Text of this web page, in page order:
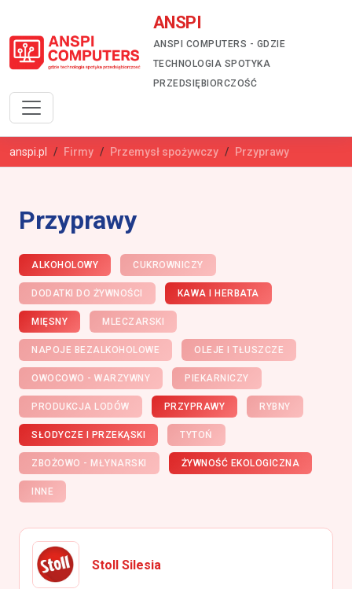
ANSPI
ANSPI COMPUTERS - GDZIE
TECHNOLOGIA SPOTYKA
PRZEDSIĘBIORCZOŚĆ
anspi.pl Firmy Przemysł spożywczy Przyprawy
Przyprawy
ALKOHOLOWY CUKROWNICZY
DODATKI DO ŻYWNOŚCI KAWA I HERBATA
MIĘSNY MLECZARSKI
NAPOJE BEZALKOHOLOWE OLEJE I TŁUSZCZE
OWOCOWO - WARZYWNY PIEKARNICZY
PRODUKCJA LODÓW PRZYPRAWY RYBNY
SŁODYCZE I PRZEKĄSKI TYTOŃ
ZBOŻOWO - MŁYNARSKI ŻYWNOŚĆ EKOLOGICZNA
INNE
Stoll Silesia